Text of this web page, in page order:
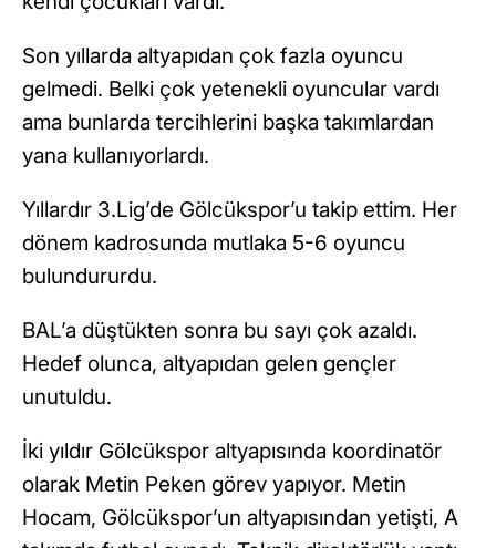
Son yıllarda altyapıdan çok fazla oyuncu
gelmedi. Belki çok yetenekli oyuncular vardı
ama bunlarda tercihlerini başka takımlardan
yana kullanıyorlardı.
Yıllardır 3.Lig’de Gölcükspor’u takip ettim. Her
dönem kadrosunda mutlaka 5-6 oyuncu
bulundururdu.
BAL’a düştükten sonra bu sayı çok azaldı.
Hedef olunca, altyapıdan gelen gençler
unutuldu.
İki yıldır Gölcükspor altyapısında koordinatör
olarak Metin Peken görev yapıyor. Metin
Hocam, Gölcükspor’un altyapısından yetişti, A